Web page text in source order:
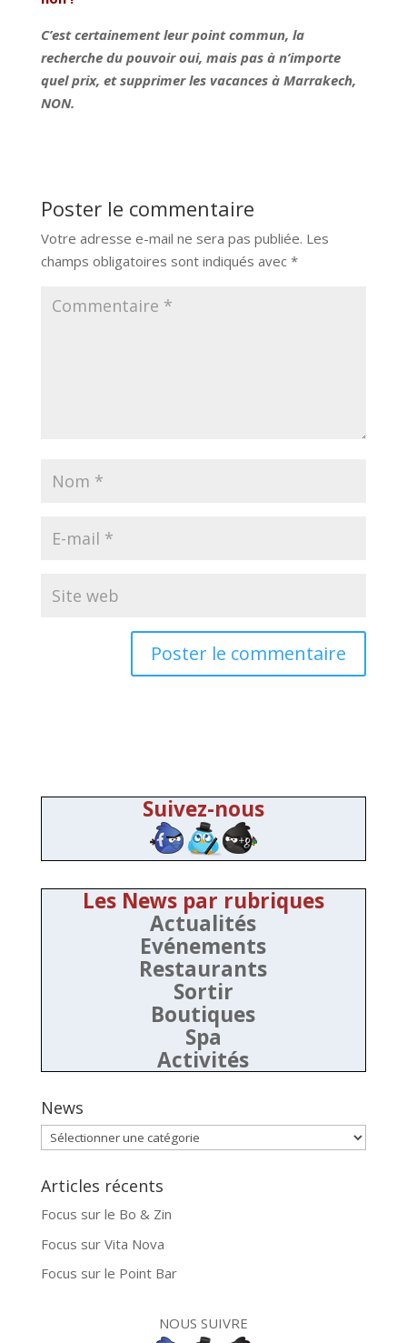
C’est certainement leur point commun, la
recherche du pouvoir oui, mais pas à n’importe
quel prix, et supprimer les vacances à Marrakech,
NON.
Poster le commentaire
Votre adresse e-mail ne sera pas publiée. Les
champs obligatoires sont indiqués avec *
Suivez-nous
Les News par rubriques
Actualités
Evénements
Restaurants
Sortir
Boutiques
Spa
Activités
News
News
Articles récents
Focus sur le Bo & Zin
Focus sur Vita Nova
Focus sur le Point Bar
NOUS SUIVRE